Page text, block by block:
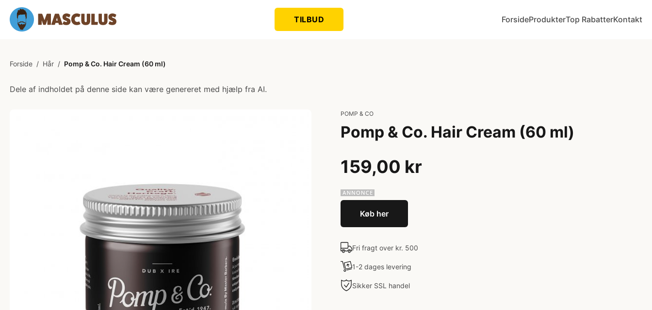
TILBUD ForsideProdukterTop RabatterKontakt
Forside / Hår / Pomp & Co. Hair Cream (60 ml)
Dele af indholdet på denne side kan være genereret med hjælp fra AI.
POMP & CO
Pomp & Co. Hair Cream (60 ml)
159,00 kr
Køb her
Fri fragt over kr. 500
1-2 dages levering
Sikker SSL handel